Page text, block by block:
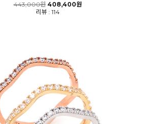
443,000원 408,400원
리뷰 : 114